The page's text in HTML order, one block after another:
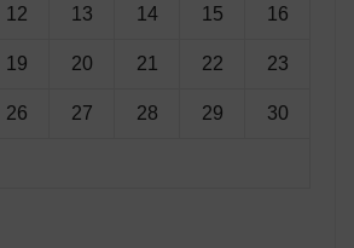
12 13 14 15 16
19 20 21 22 23
26 27 28 29 30